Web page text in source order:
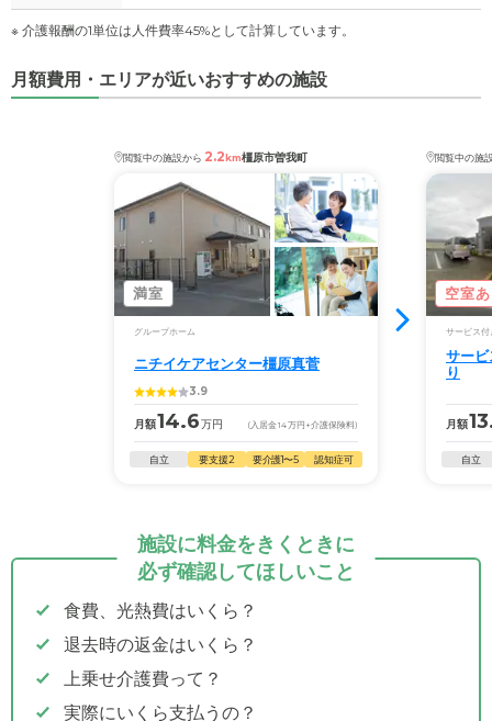
※ 介護報酬の1単位は人件費率45%として計算しています。
月額費用・エリアが近いおすすめの施設
閲覧中の施設から 2.2 km橿原市曽我町
満室
グループホーム
ニチイケアセンター橿原真菅
3.9
月額14.6万円 (入居金14万円 +介護保険料)
自立 要支援2 要介護1〜5 認知症可
閲覧中の施
空室
サービス付
サー
り
月額
自立
施設に料金をきくときに
必ず確認してほしいこと
食費、光熱費はいくら？
退去時の返金はいくら？
上乗せ介護費って？
実際にいくら支払うの？